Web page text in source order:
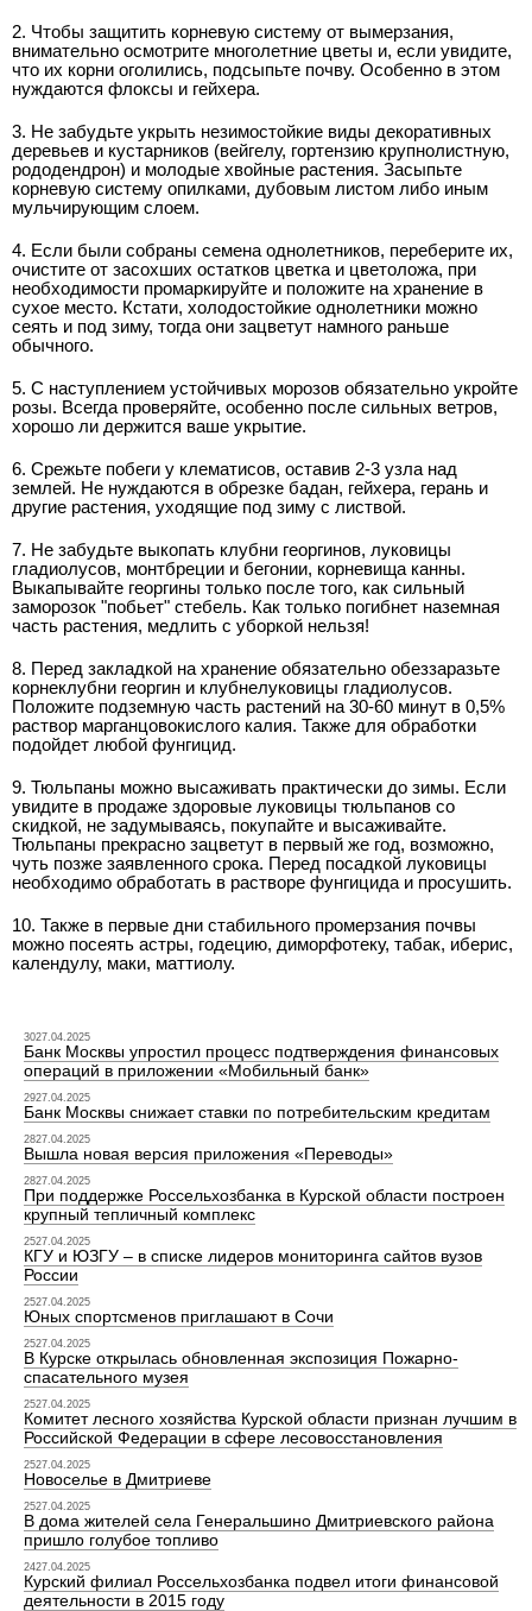
2. Чтобы защитить корневую систему от вымерзания,
внимательно осмотрите многолетние цветы и, если увидите,
что их корни оголились, подсыпьте почву. Особенно в этом
нуждаются флоксы и гейхера.
3. Не забудьте укрыть незимостойкие виды декоративных
деревьев и кустарников (вейгелу, гортензию крупнолистную,
рододендрон) и молодые хвойные растения. Засыпьте
корневую систему опилками, дубовым листом либо иным
мульчирующим слоем.
4. Если были собраны семена однолетников, переберите их,
очистите от засохших остатков цветка и цветоложа, при
необходимости промаркируйте и положите на хранение в
сухое место. Кстати, холодостойкие однолетники можно
сеять и под зиму, тогда они зацветут намного раньше
обычного.
5. С наступлением устойчивых морозов обязательно укройте
розы. Всегда проверяйте, особенно после сильных ветров,
хорошо ли держится ваше укрытие.
6. Срежьте побеги у клематисов, оставив 2-3 узла над
землей. Не нуждаются в обрезке бадан, гейхера, герань и
другие растения, уходящие под зиму с листвой.
7. Не забудьте выкопать клубни георгинов, луковицы
гладиолусов, монтбреции и бегонии, корневища канны.
Выкапывайте георгины только после того, как сильный
заморозок "побьет" стебель. Как только погибнет наземная
часть растения, медлить с уборкой нельзя!
8. Перед закладкой на хранение обязательно обеззаразьте
корнеклубни георгин и клубнелуковицы гладиолусов.
Положите подземную часть растений на 30-60 минут в 0,5%
раствор марганцовокислого калия. Также для обработки
подойдет любой фунгицид.
9. Тюльпаны можно высаживать практически до зимы. Если
увидите в продаже здоровые луковицы тюльпанов со
скидкой, не задумываясь, покупайте и высаживайте.
Тюльпаны прекрасно зацветут в первый же год, возможно,
чуть позже заявленного срока. Перед посадкой луковицы
необходимо обработать в растворе фунгицида и просушить.
10. Также в первые дни стабильного промерзания почвы
можно посеять астры, годецию, диморфотеку, табак, иберис,
календулу, маки, маттиолу.
3027.04.2025
Банк Москвы упростил процесс подтверждения финансовых
операций в приложении «Мобильный банк»
2927.04.2025
Банк Москвы снижает ставки по потребительским кредитам
2827.04.2025
Вышла новая версия приложения «Переводы»
2827.04.2025
При поддержке Россельхозбанка в Курской области построен
крупный тепличный комплекс
2527.04.2025
КГУ и ЮЗГУ – в списке лидеров мониторинга сайтов вузов
России
2527.04.2025
Юных спортсменов приглашают в Сочи
2527.04.2025
В Курске открылась обновленная экспозиция Пожарно-
спасательного музея
2527.04.2025
Комитет лесного хозяйства Курской области признан лучшим в
Российской Федерации в сфере лесовосстановления
2527.04.2025
Новоселье в Дмитриеве
2527.04.2025
В дома жителей села Генеральшино Дмитриевского района
пришло голубое топливо
2427.04.2025
Курский филиал Россельхозбанка подвел итоги финансовой
деятельности в 2015 году